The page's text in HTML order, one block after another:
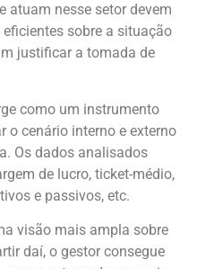
atuam nesse setor devem
sobre a situação
justificar a tomada de
como um instrumento
o cenário interno e externo
Os dados analisados
de lucro, ticket-médio,
e passivos, etc.
visão mais ampla sobre
daí, o gestor consegue